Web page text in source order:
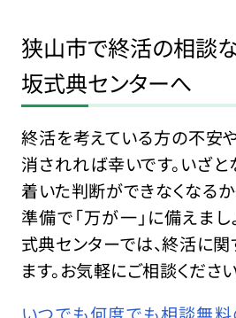
狭山市で終活の相談
坂式典センターへ
終活を考えている方の不安
消されれば幸いです。いざ
着いた判断ができなくなる
準備で「万が一」に備えま
式典センターでは、終活に
ます。お気軽にご相談ください